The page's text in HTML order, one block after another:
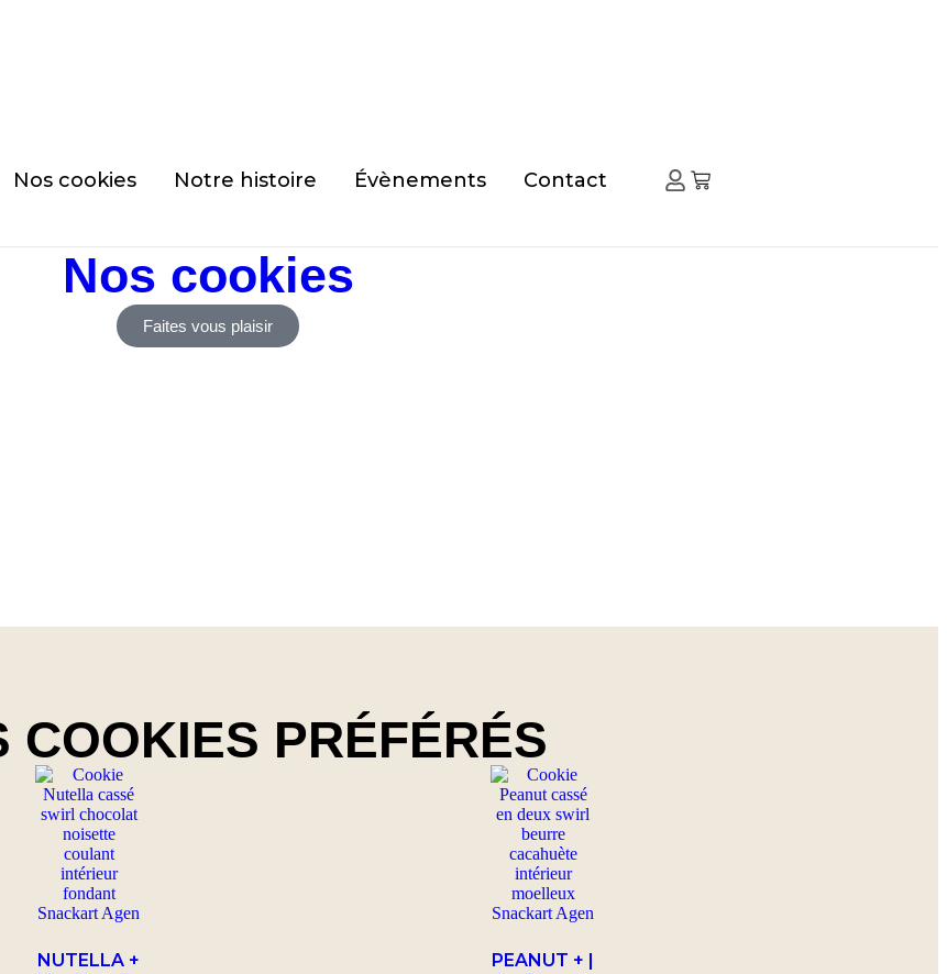
Nos cookies Notre histoire Évènements Contact
Nos cookies
Faites vous plaisir
COOKIES PRÉFÉRÉS
NUTELLA +
PEANUT + |